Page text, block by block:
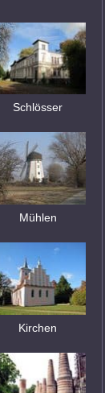
Schlösser
Mühlen
Kirchen